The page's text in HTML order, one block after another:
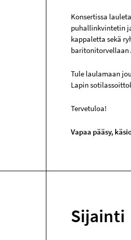
Konsertissa
puhallinkvintetin
kappaletta sekä
baritonitorvellaan
Tule laulamaan
Lapin
Tervetuloa!
Vapaa pääsy,
Sijainti